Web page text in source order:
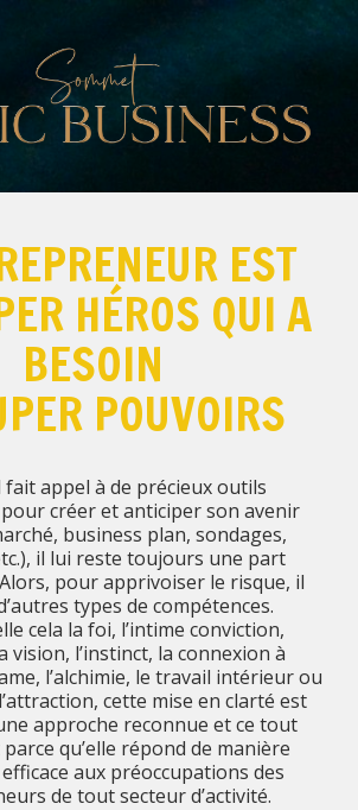
EST
HÉROS QUI A
BESOIN
POUVOIRS
fait appel à de précieux outils
créer et anticiper son avenir
business plan, sondages,
il lui reste toujours une part
pour apprivoiser le risque, il
types de compétences.
cela la foi, l’intime conviction,
vision, l’instinct, la connexion à
l’alchimie, le travail intérieur ou
cette mise en clarté est
approche reconnue et ce tout
qu’elle répond de manière
aux préoccupations des
de tout secteur d’activité.